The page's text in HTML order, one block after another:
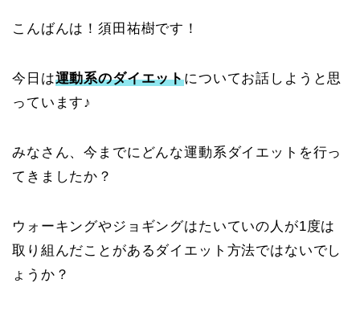
こんばんは！須田祐樹です！
今日は運動系のダイエットについてお話しようと思
っています♪
みなさん、今までにどんな運動系ダイエットを行っ
てきましたか？
ウォーキングやジョギングはたいていの人が1度は
取り組んだことがあるダイエット方法ではないでし
ょうか？